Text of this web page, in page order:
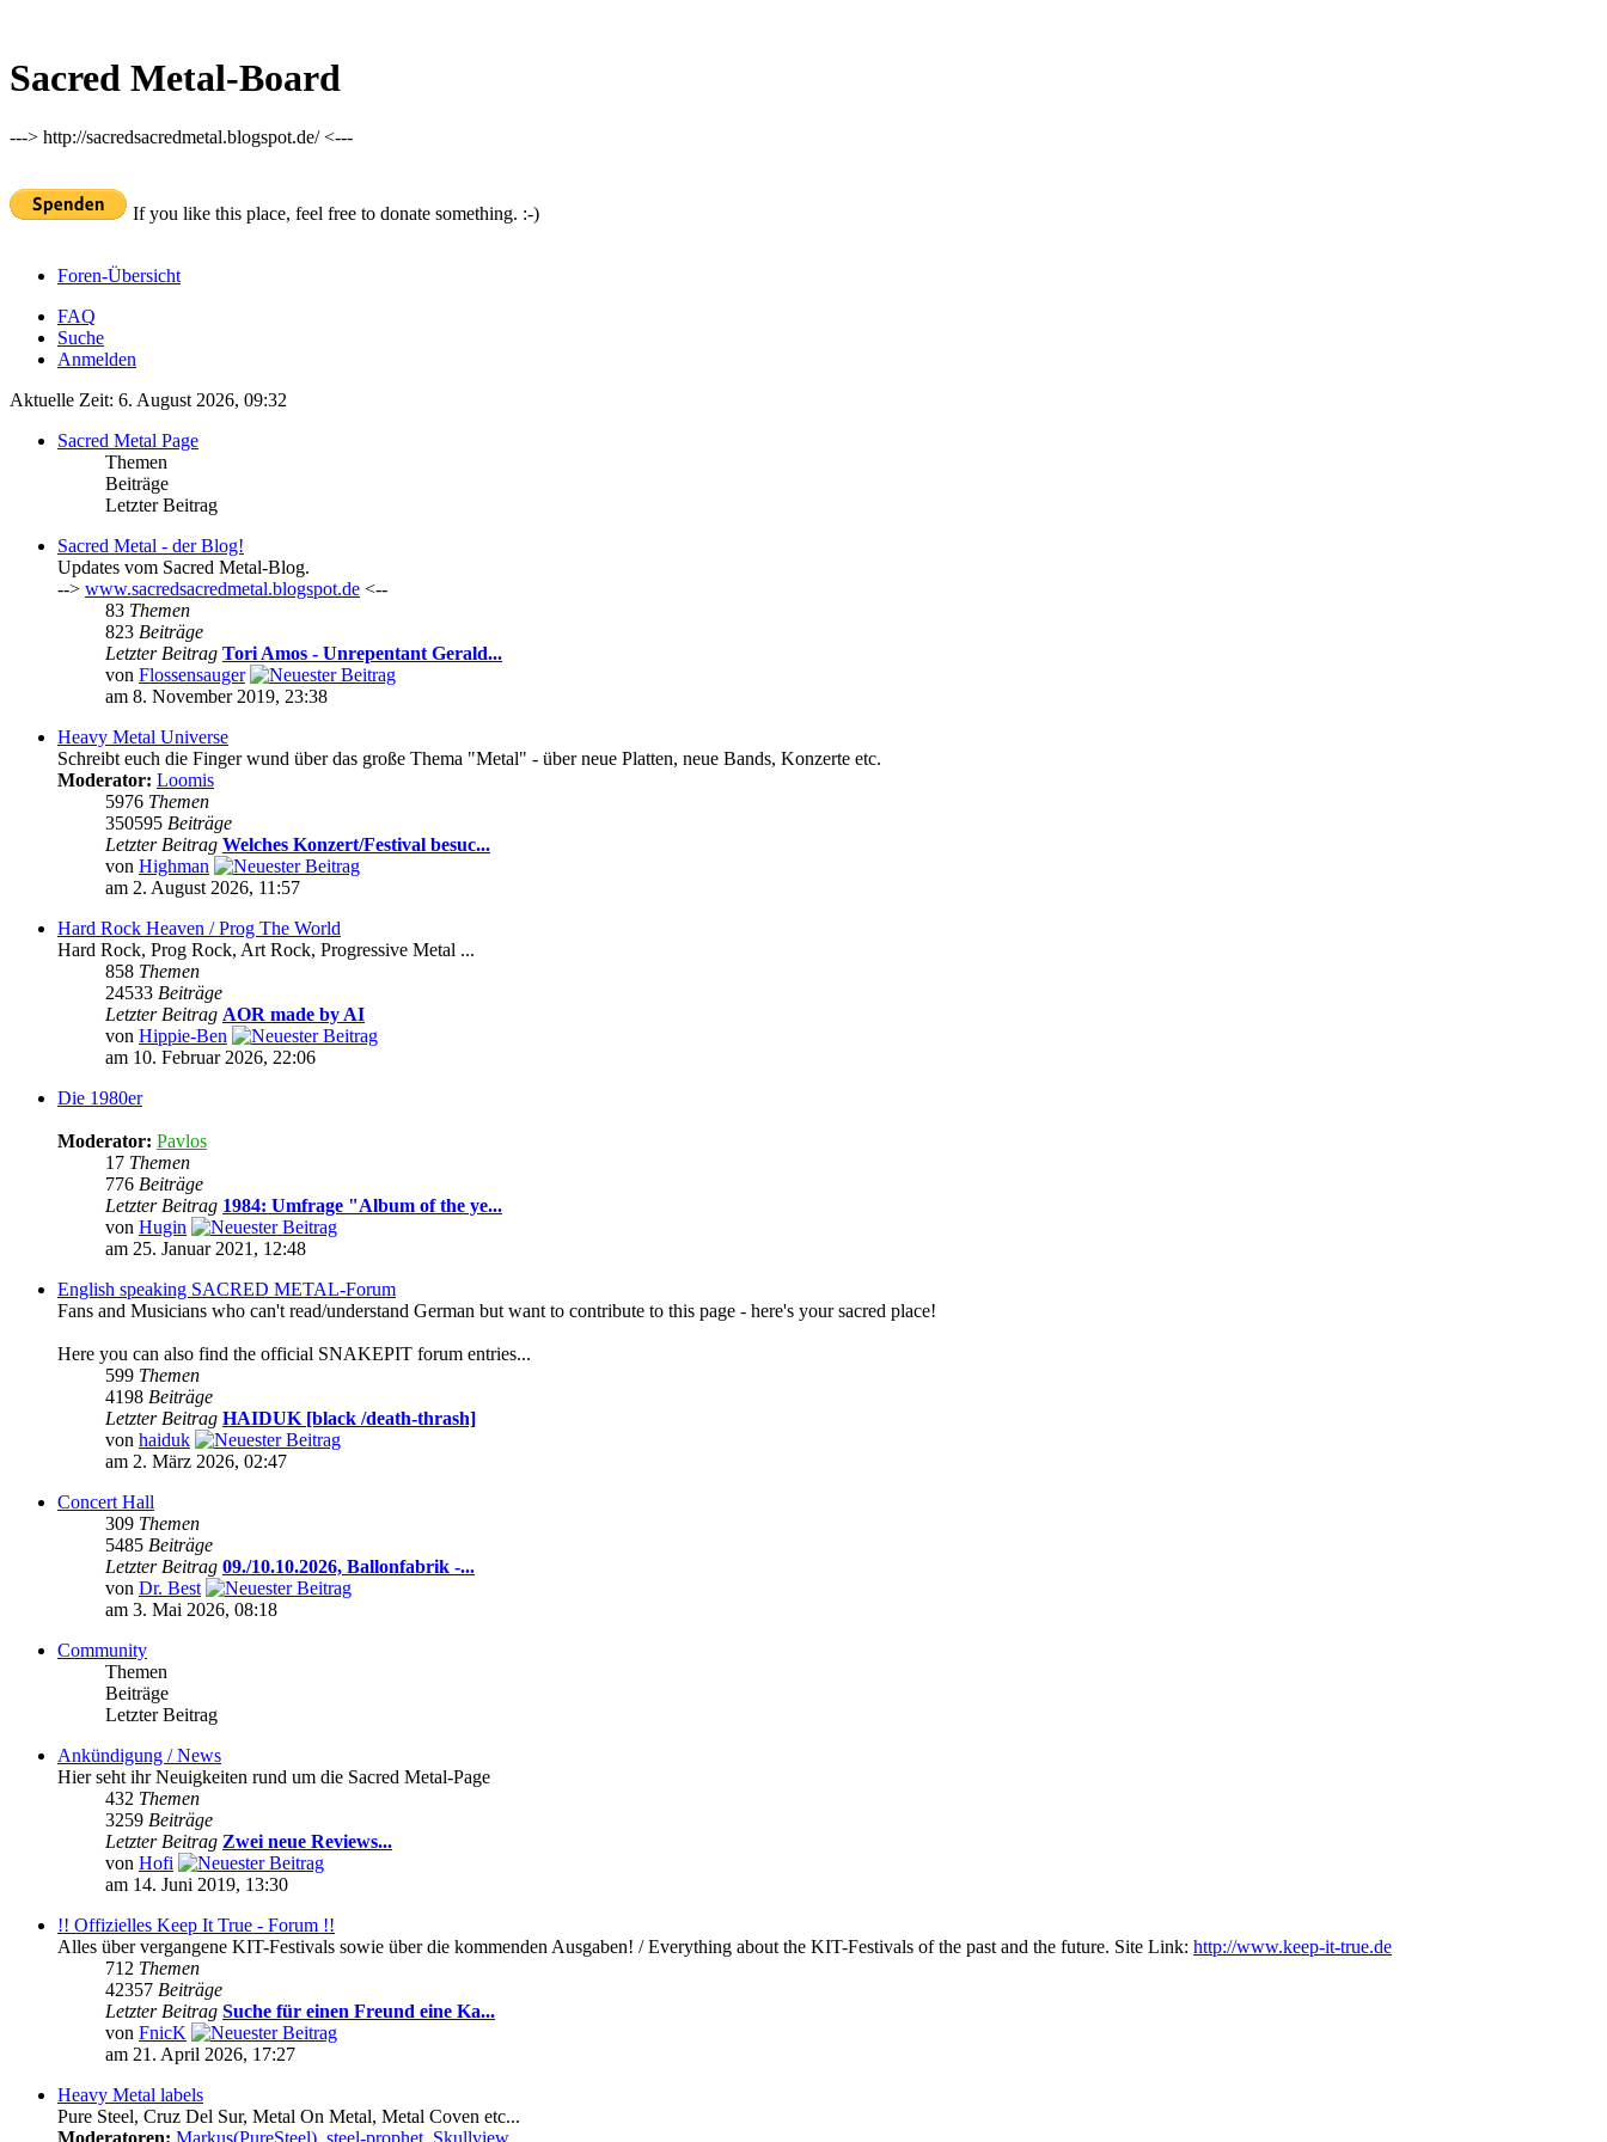
Sacred Metal-Board
---> http://sacredsacredmetal.blogspot.de/ <---
If you like this place, feel free to donate something. :-)
Foren-Übersicht
FAQ
Suche
Anmelden
Aktuelle Zeit: 6. August 2026, 09:32
Sacred Metal Page
Themen
Beiträge
Letzter Beitrag
Sacred Metal - der Blog!
Updates vom Sacred Metal-Blog.
--> www.sacredsacredmetal.blogspot.de <--
83 Themen
823 Beiträge
Letzter Beitrag Tori Amos - Unrepentant Gerald...
von Flossensauger
am 8. November 2019, 23:38
Heavy Metal Universe
Schreibt euch die Finger wund über das große Thema "Metal" - über neue Platten, neue Bands, Konzerte etc.
Moderator: Loomis
5976 Themen
350595 Beiträge
Letzter Beitrag Welches Konzert/Festival besuc...
von Highman
am 2. August 2026, 11:57
Hard Rock Heaven / Prog The World
Hard Rock, Prog Rock, Art Rock, Progressive Metal ...
858 Themen
24533 Beiträge
Letzter Beitrag AOR made by AI
von Hippie-Ben
am 10. Februar 2026, 22:06
Die 1980er
Moderator: Pavlos
17 Themen
776 Beiträge
Letzter Beitrag 1984: Umfrage "Album of the ye...
von Hugin
am 25. Januar 2021, 12:48
English speaking SACRED METAL-Forum
Fans and Musicians who can't read/understand German but want to contribute to this page - here's your sacred place!
Here you can also find the official SNAKEPIT forum entries...
599 Themen
4198 Beiträge
Letzter Beitrag HAIDUK [black /death-thrash]
von haiduk
am 2. März 2026, 02:47
Concert Hall
309 Themen
5485 Beiträge
Letzter Beitrag 09./10.10.2026, Ballonfabrik -...
von Dr. Best
am 3. Mai 2026, 08:18
Community
Themen
Beiträge
Letzter Beitrag
Ankündigung / News
Hier seht ihr Neuigkeiten rund um die Sacred Metal-Page
432 Themen
3259 Beiträge
Letzter Beitrag Zwei neue Reviews...
von Hofi
am 14. Juni 2019, 13:30
!! Offizielles Keep It True - Forum !!
Alles über vergangene KIT-Festivals sowie über die kommenden Ausgaben! / Everything about the KIT-Festivals of the past and the future. Site Link: http://www.keep-it-true.de
712 Themen
42357 Beiträge
Letzter Beitrag Suche für einen Freund eine Ka...
von FnicK
am 21. April 2026, 17:27
Heavy Metal labels
Pure Steel, Cruz Del Sur, Metal On Metal, Metal Coven etc...
Moderatoren: Markus(PureSteel) steel-prophet Skullview